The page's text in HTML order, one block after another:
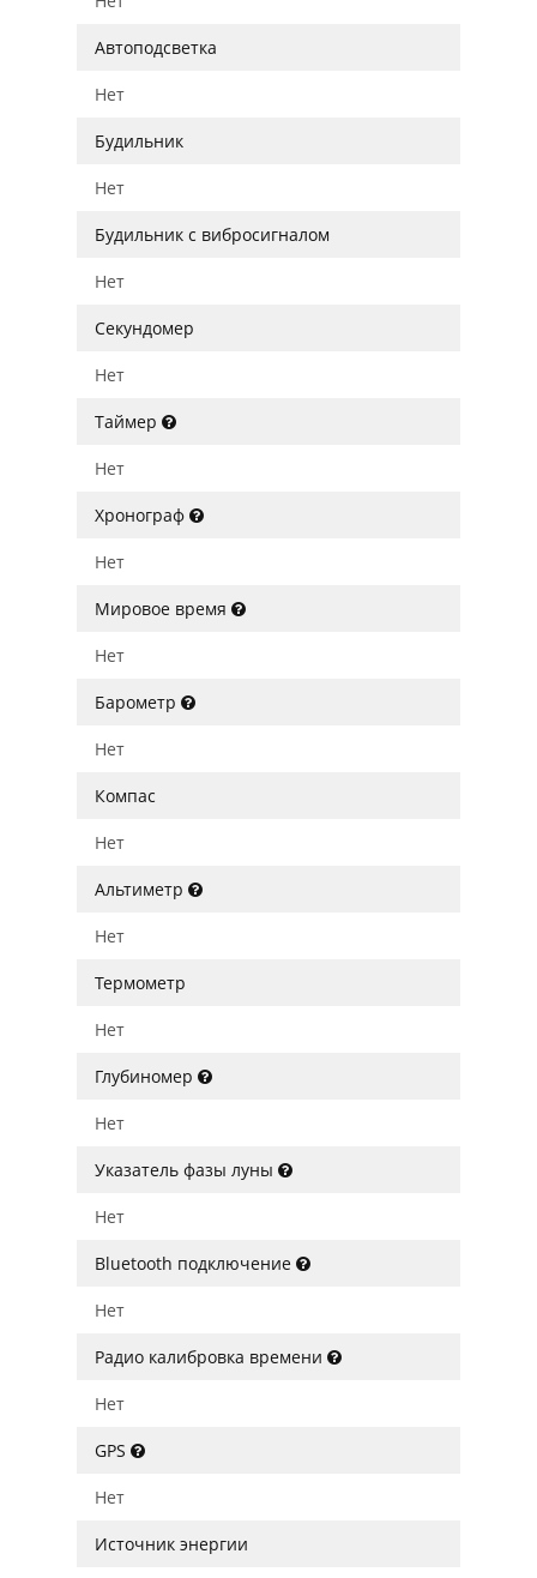
Автоподсветка
Нет
Будильник
Нет
Будильник с вибросигналом
Нет
Секундомер
Нет
Таймер
Нет
Хронограф
Нет
Мировое время
Нет
Барометр
Нет
Компас
Нет
Альтиметр
Нет
Термометр
Нет
Глубиномер
Нет
Указатель фазы луны
Нет
Bluetooth подключение
Нет
Радио калибровка времени
Нет
GPS
Нет
Источник энергии